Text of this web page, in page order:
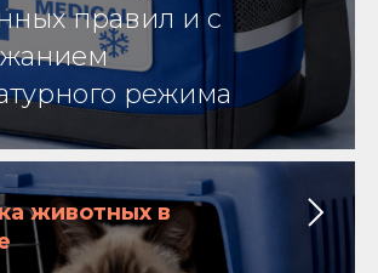
правил и с
режима
животных в